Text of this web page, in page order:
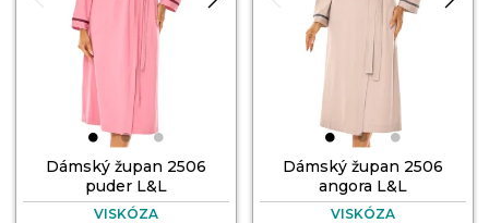
Dámský župan 2506
puder L&L
VISKÓZA
Dámský župan 2506
angora L&L
VISKÓZA